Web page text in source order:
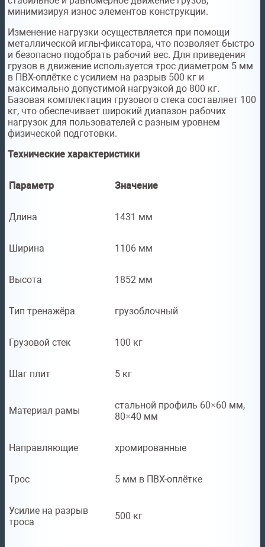
минимизируя износ элементов конструкции.
Изменение нагрузки осуществляется при помощи
металлической иглы-фиксатора, что позволяет быстро
и безопасно подобрать рабочий вес. Для приведения
грузов в движение используется трос диаметром 5 мм
в ПВХ-оплётке с усилием на разрыв 500 кг и
максимально допустимой нагрузкой до 800 кг.
Базовая комплектация грузового стека составляет 100
кг, что обеспечивает широкий диапазон рабочих
нагрузок для пользователей с разным уровнем
физической подготовки.
Технические характеристики
Параметр Значение
Длина 1431 мм
Ширина 1106 мм
Высота 1852 мм
Тип тренажёра грузоблочный
Грузовой стек 100 кг
Шаг плит 5 кг
Материал рамы
стальной профиль 60×60 мм,
80×40 мм
Направляющие хромированные
Трос 5 мм в ПВХ-оплётке
Усилие на разрыв
троса
500 кг